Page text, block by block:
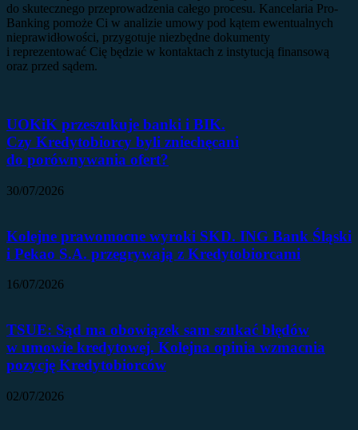
do skutecznego przeprowadzenia całego procesu. Kancelaria Pro-
Banking pomoże Ci w analizie umowy pod kątem ewentualnych
nieprawidłowości, przygotuje niezbędne dokumenty
i reprezentować Cię będzie w kontaktach z instytucją finansową
oraz przed sądem.
UOKiK przeszukuje banki i BIK.
Czy Kredytobiorcy byli zniechęcani
do porównywania ofert?
30/07/2026
Kolejne prawomocne wyroki SKD. ING Bank Śląski
i Pekao S.A. przegrywają z Kredytobiorcami
16/07/2026
TSUE: Sąd ma obowiązek sam szukać błędów
w umowie kredytowej. Kolejna opinia wzmacnia
pozycję Kredytobiorców
02/07/2026